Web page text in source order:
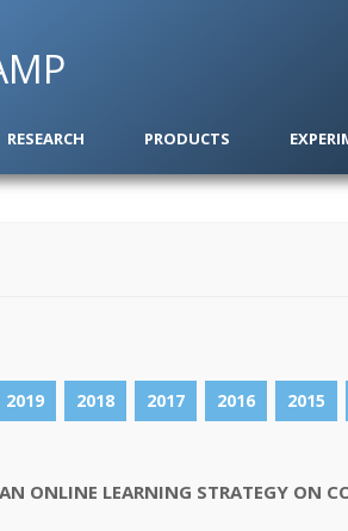
RESEARCH PRODUCTS
2019 2018 2017 2016 2015
ONLINE LEARNING STRATEGY ON